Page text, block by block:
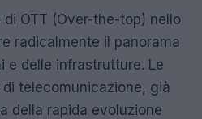
OTT (Over-the-top) nello
radicalmente il panorama
e delle infrastrutture. Le
telecomunicazione, già
della rapida evoluzione